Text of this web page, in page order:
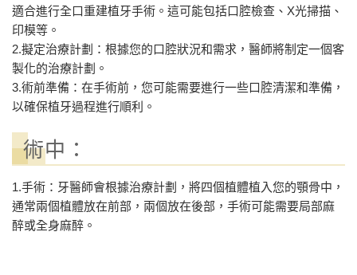
適合進行全口重建植牙手術。這可能包括口腔檢查、X光掃描、
印模等。
2.擬定治療計劃：根據您的口腔狀況和需求，醫師將制定一個客
製化的治療計劃。
3.術前準備：在手術前，您可能需要進行一些口腔清潔和準備，
以確保植牙過程進行順利。
術中：
1.手術：牙醫師會根據治療計劃，將四個植體植入您的顎骨中，
通常兩個植體放在前部，兩個放在後部，手術可能需要局部麻
醉或全身麻醉。